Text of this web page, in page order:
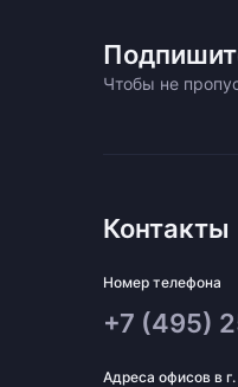
Чтобы не
Контакты
Номер телефона
+7 (495)
Адреса офисов в